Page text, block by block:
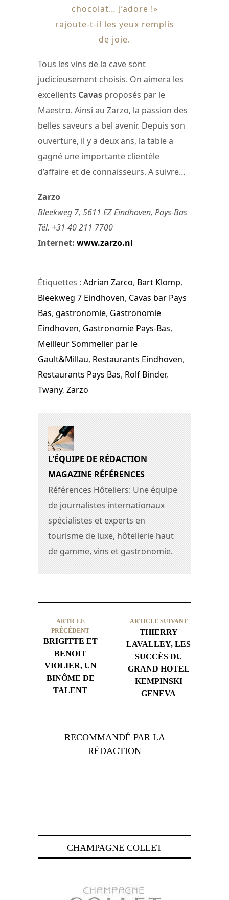
chocolat… J’adore !»
rajoute-t-il les yeux remplis
de joie.
Tous les vins de la cave sont
judicieusement choisis. On aimera les
excellents Cavas proposés par le
Maestro. Ainsi au Zarzo, la passion des
belles saveurs a bel avenir. Depuis son
ouverture, il y a deux ans, la table a
gagné une importante clientèle
d’affaire et de connaisseurs. A suivre…
Zarzo
Bleekweg 7, 5611 EZ Eindhoven, Pays-Bas
Tél. +31 40 211 7700
Internet: www.zarzo.nl
Étiquettes : Adrian Zarco, Bart Klomp,
Bleekweg 7 Eindhoven, Cavas bar Pays
Bas, gastronomie, Gastronomie
Eindhoven, Gastronomie Pays-Bas,
Meilleur Sommelier par le
Gault&Millau, Restaurants Eindhoven,
Restaurants Pays Bas, Rolf Binder,
Twany, Zarzo
L'ÉQUIPE DE RÉDACTION
MAGAZINE RÉFÉRENCES
Références Hôteliers: Une équipe
de journalistes internationaux
spécialistes et experts en
tourisme de luxe, hôtellerie haut
de gamme, vins et gastronomie.
ARTICLE
PRÉCÉDENT
BRIGITTE ET
BENOIT
VIOLIER, UN
BINÔME DE
TALENT
ARTICLE SUIVANT
THIERRY
LAVALLEY, LES
SUCCÈS DU
GRAND HOTEL
KEMPINSKI
GENEVA
RECOMMANDÉ PAR LA
RÉDACTION
CHAMPAGNE COLLET